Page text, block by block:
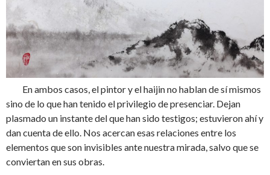
En ambos casos, el pintor y el haijin no hablan de sí mismos
sino de lo que han tenido el privilegio de presenciar. Dejan
plasmado un instante del que han sido testigos; estuvieron ahí y
dan cuenta de ello. Nos acercan esas relaciones entre los
elementos que son invisibles ante nuestra mirada, salvo que se
conviertan en sus obras.